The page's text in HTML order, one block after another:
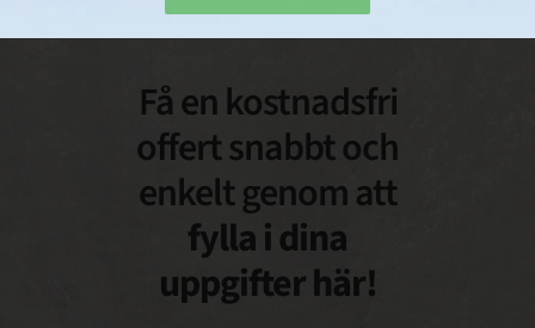
Få en kostnadsfri
offert snabbt och
enkelt genom att
fylla i dina
uppgifter här!